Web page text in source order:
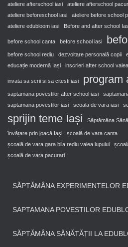
ateliere afterschool iasi
ateliere afterschool
ateliere beforeschool iasi
ateliere before school
ateliere edubloom iasi
Before and after school
before school canta before school iasi
before school rediu dezvoltare personală copii
educație modernă Iași
inscrieri after school
invata sa scrii si sa citesti iasi program
saptamana povestilor after school iasi
saptamana povestilor iasi
scoala de vara iasi
sprijin teme Iași Săptămâna
învățare prin joacă Iași
școală de vara canta
școală de vara gara bila rediu valea lupului
școală de vara pacurari
SĂPTĂMÂNA EXPERIMENTELOR
SAPTAMANA POVESTILOR
SĂPTĂMÂNA SĂNĂTĂȚII LA